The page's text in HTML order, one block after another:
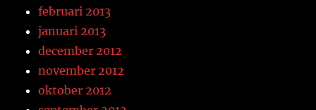
februari 2013
januari 2013
december 2012
november 2012
oktober 2012